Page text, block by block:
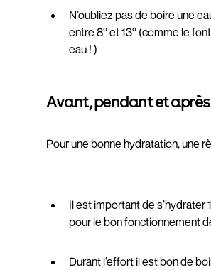
N’oubliez pas de boire une
entre 8° et 13° (comme le
eau ! )
Avant, pendant et
Pour une bonne hydratation, une
Il est important de s’hydrater
pour le bon fonctionnement
Durant l’effort il est bon de